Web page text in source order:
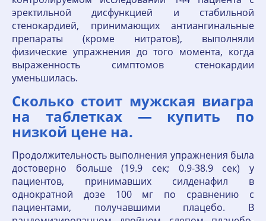
эректильной дисфункцией и стабильной
стенокардией, принимающих антиангинальные
препараты (кроме нитратов), выполняли
физические упражнения до того момента, когда
выраженность симптомов стенокардии
уменьшилась.
Сколько стоит мужская виагра
на таблетках — купить по
низкой цене на.
Продолжительность выполнения упражнения была
достоверно больше (19.9 сек; 0.9-38.9 сек) у
пациентов, принимавших силденафил в
однократной дозе 100 мг по сравнению с
пациентами, получавшими плацебо. В